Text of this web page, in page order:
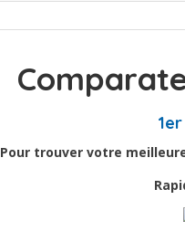
Pour trouver votre